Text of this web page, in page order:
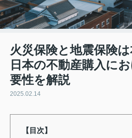
火災保険と地震保険
日本の不動産購入に
要性を解説
2025.02.14
【目次】